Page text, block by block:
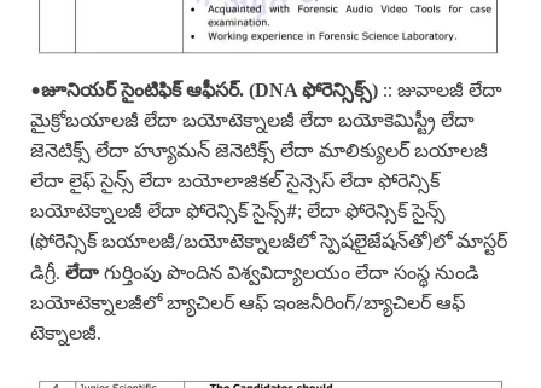
•జూనియర్ సైంటిఫిక్ ఆఫీసర్. (DNA ఫోరెన్సిక్స్) :: జువాలజీ లేదా
మైక్రోబయాలజీ లేదా బయోటెక్నాలజీ లేదా బయోకెమిస్ట్రీ లేదా
జెనెటిక్స్ లేదా హ్యూమన్ జెనెటిక్స్ లేదా మాలిక్యులర్ బయాలజీ
లేదా లైఫ్ సైన్స్ లేదా బయోలాజికల్ సైన్సెస్ లేదా ఫోరెన్సిక్
బయోటెక్నాలజీ లేదా ఫోరెన్సిక్ సైన్స్#; లేదా ఫోరెన్సిక్ సైన్స్
(ఫోరెన్సిక్ బయాలజీ/బయోటెక్నాలజీలో స్పెషలైజేషన్‌తో)లో మాస్టర్
డిగ్రీ. లేదా గుర్తింపు పొందిన విశ్వవిద్యాలయం లేదా సంస్థ నుండి
బయోటెక్నాలజీలో బ్యాచిలర్ ఆఫ్ ఇంజనీరింగ్/బ్యాచిలర్ ఆఫ్
టెక్నాలజీ.